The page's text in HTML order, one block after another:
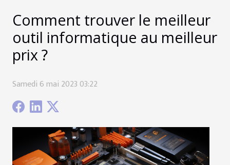
Comment trouver le meilleur
outil informatique au meilleur
prix ?
Samedi 6 mai 2023 03:22